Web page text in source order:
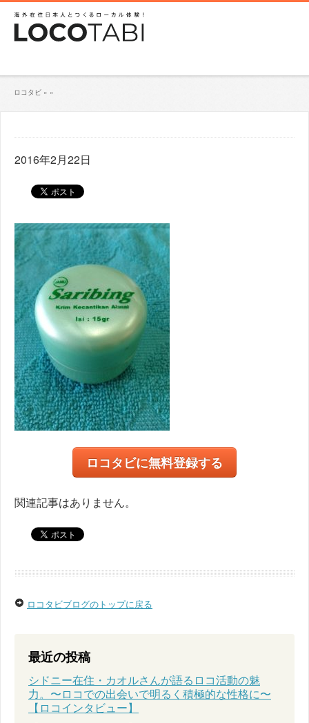
ロコタビ » »
2016年2月22日
ロコタビに無料登録する
関連記事はありません。
ロコタビブログのトップに戻る
最近の投稿
シドニー在住・カオルさんが語るロコ活動の魅
力。〜ロコでの出会いで明るく積極的な性格に〜
【ロコインタビュー】